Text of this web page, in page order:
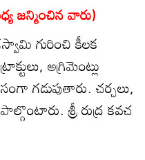
జన్మించిన వారు)
గురించి కీలక
అగ్రిమెంట్లు
గడుపుతారు. చర్చలు,
శ్రీ రుద్ర కవచ